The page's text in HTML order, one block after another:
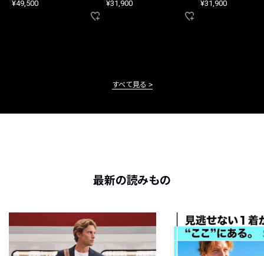
¥49,500 ¥31,900 ¥31,900
すべて見る
最新の読みもの